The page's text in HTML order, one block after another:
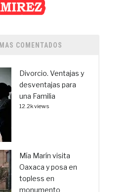
MAS COMENTADOS
Divorcio. Ventajas y
desventajas para
una Familia
12.2k views
Mía Marín visita
Oaxaca y posa en
topless en
monumento